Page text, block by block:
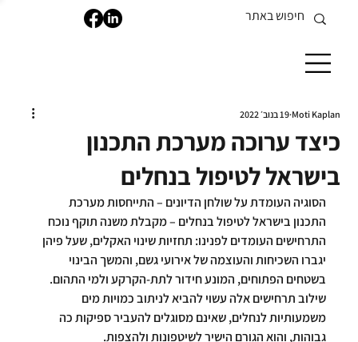
כיצד ערוכה מערכת התכנון
בישראל לטיפול בנחלים
Moti Kaplan 19 בנוב׳ 2022
הסוגיה העומדת על שולחן הדיונים – התייחסות מערכת
התכנון בישראל לטיפול בנחלים – מקבלת משנה תוקף נוכח
התרחישים העומדים לפנינו: תחזיות שינוי האקלים, שעל פיהן
יגברו השכיחות והעוצמה של אירועי גשם, והמשך הבינוי
בשטחים הפתוחים, המונע חידור לתת-הקרקע ולמי התהום.
שילוב תרחישים אלה עשוי להביא לניתוב כמויות מים
משמעותיות לנחלים, שאינם מסוגלים להעביר ספיקות כה
גבוהות, והוא הגורם הישיר לשיטפונות ולהצפות.